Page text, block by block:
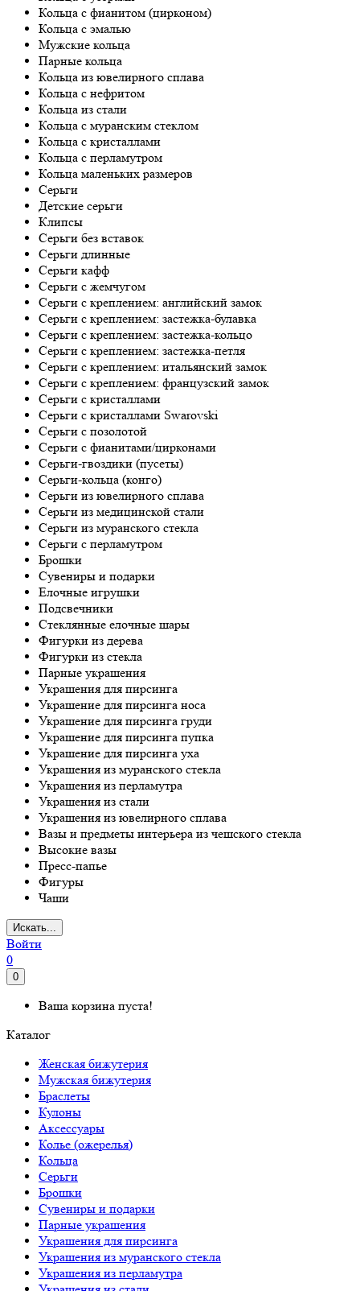
Кольца с фианитом (цирконом)
Кольца с эмалью
Мужские кольца
Парные кольца
Кольца из ювелирного сплава
Кольца с нефритом
Кольца из стали
Кольца с муранским стеклом
Кольца с кристаллами
Кольца с перламутром
Кольца маленьких размеров
Серьги
Детские серьги
Клипсы
Серьги без вставок
Серьги длинные
Серьги кафф
Серьги с жемчугом
Серьги с креплением: английский замок
Серьги с креплением: застежка-булавка
Серьги с креплением: застежка-кольцо
Серьги с креплением: застежка-петля
Серьги с креплением: итальянский замок
Серьги с креплением: французский замок
Серьги с кристаллами
Серьги с кристаллами Swarovski
Серьги с позолотой
Серьги с фианитами/цирконами
Серьги-гвоздики (пусеты)
Серьги-кольца (конго)
Серьги из ювелирного сплава
Серьги из медицинской стали
Серьги из муранского стекла
Серьги с перламутром
Брошки
Сувениры и подарки
Елочные игрушки
Подсвечники
Стеклянные елочные шары
Фигурки из дерева
Фигурки из стекла
Парные украшения
Украшения для пирсинга
Украшение для пирсинга носа
Украшение для пирсинга груди
Украшение для пирсинга пупка
Украшение для пирсинга уха
Украшения из муранского стекла
Украшения из перламутра
Украшения из стали
Украшения из ювелирного сплава
Вазы и предметы интерьера из чешского стекла
Высокие вазы
Пресс-папье
Фигуры
Чаши
Искать...
Войти
0
0
Ваша корзина пуста!
Каталог
Женская бижутерия
Мужская бижутерия
Браслеты
Кулоны
Аксессуары
Колье (ожерелья)
Кольца
Серьги
Брошки
Сувениры и подарки
Парные украшения
Украшения для пирсинга
Украшения из муранского стекла
Украшения из перламутра